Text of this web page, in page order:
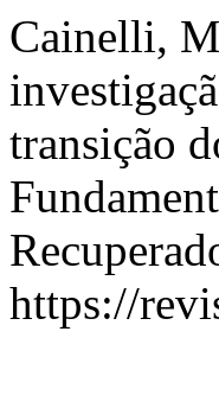
Cainelli,
transição
https://